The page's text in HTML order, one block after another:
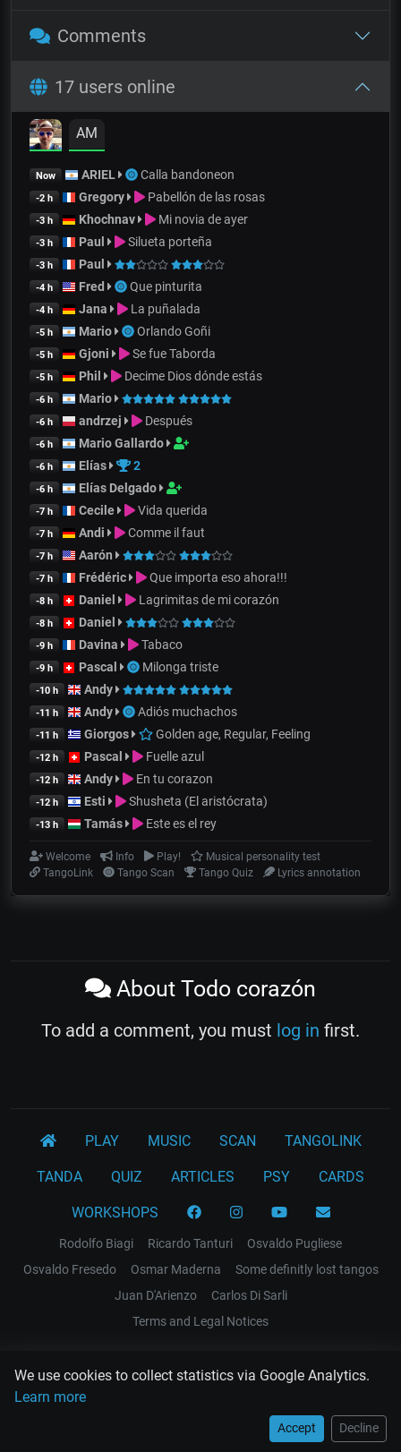
We use cookies to collect statistics via Google Analytics.
Learn more
Accept Decline
Comments
17 users online
AM
Now ARIEL Calla bandoneon
-2 h Gregory Pabellón de las rosas
-3 h Khochnav Mi novia de ayer
-3 h Paul Silueta porteña
-3 h Paul
-4 h Fred Que pinturita
-4 h Jana La puñalada
-5 h Mario Orlando Goñi
-5 h Gjoni Se fue Taborda
-5 h Phil Decime Dios dónde estás
-6 h Mario
-6 h andrzej Después
-6 h Mario Gallardo
-6 h Elías 2
-6 h Elías Delgado
-7 h Cecile Vida querida
-7 h Andi Comme il faut
-7 h Aarón
-7 h Frédéric Que importa eso ahora!!!
-8 h Daniel Lagrimitas de mi corazón
-8 h Daniel
-9 h Davina Tabaco
-9 h Pascal Milonga triste
-10 h Andy
-11 h Andy Adiós muchachos
-11 h Giorgos Golden age, Regular, Feeling
-12 h Pascal Fuelle azul
-12 h Andy En tu corazon
-12 h Esti Shusheta (El aristócrata)
-13 h Tamás Este es el rey
Welcome Info Play!
Musical personality test
TangoLink
Tango Scan Tango Quiz Lyrics annotation
About Todo corazón
To add a comment, you must log in first.
PLAY MUSIC SCAN TANGOLINK
TANDA QUIZ ARTICLES PSY CARDS
WORKSHOPS
Rodolfo Biagi Ricardo Tanturi
Osvaldo Pugliese
Osvaldo Fresedo
Osmar Maderna
Some definitly lost tangos
Juan D'Arienzo
Carlos Di Sarli
Terms and Legal Notices
EL RECODO TANGO